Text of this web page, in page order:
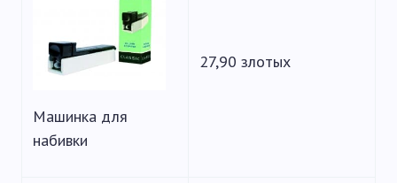
Машинка для
набивки
27,90 злотых